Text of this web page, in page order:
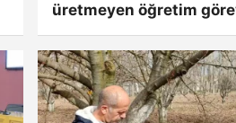
üretmeyen öğretim
gözdağı: "Takipçisi